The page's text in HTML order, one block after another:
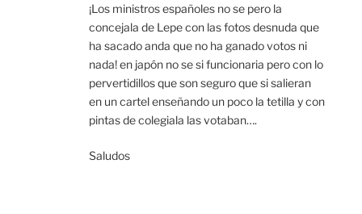
¡Los ministros españoles no se pero la
concejala de Lepe con las fotos desnuda que
ha sacado anda que no ha ganado votos ni
nada! en japón no se si funcionaria pero con lo
pervertidillos que son seguro que si salieran
en un cartel enseñando un poco la tetilla y con
pintas de colegiala las votaban….
Saludos